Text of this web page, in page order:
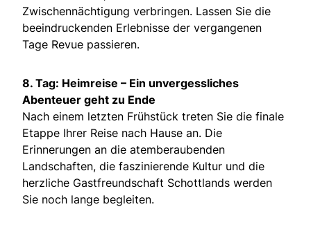
Zwischennächtigung verbringen. Lassen Sie die
beeindruckenden Erlebnisse der vergangenen
Tage Revue passieren.
8. Tag: Heimreise – Ein unvergessliches
Abenteuer geht zu Ende
Nach einem letzten Frühstück treten Sie die finale
Etappe Ihrer Reise nach Hause an. Die
Erinnerungen an die atemberaubenden
Landschaften, die faszinierende Kultur und die
herzliche Gastfreundschaft Schottlands werden
Sie noch lange begleiten.